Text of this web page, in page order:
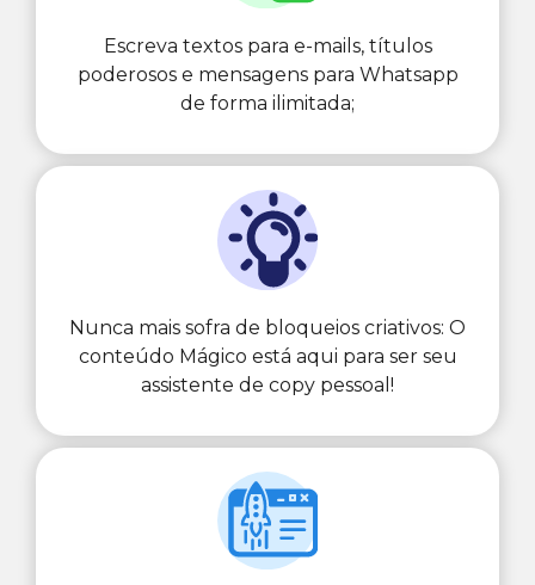
Escreva textos para e-mails, títulos
poderosos e mensagens para Whatsapp
de forma ilimitada;
Nunca mais sofra de bloqueios criativos: O
conteúdo Mágico está aqui para ser seu
assistente de copy pessoal!